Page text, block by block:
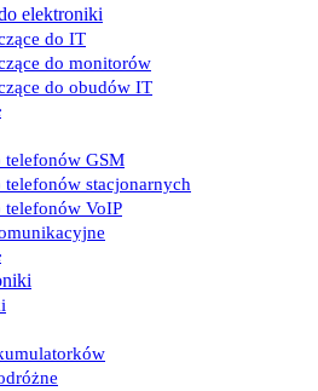
elektroniki
do IT
do monitorów
do obudów IT
telefonów GSM
telefonów stacjonarnych
telefonów VoIP